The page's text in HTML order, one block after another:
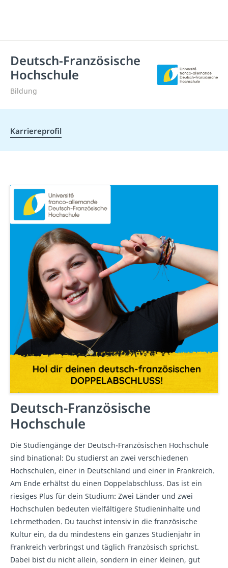
Deutsch-Französische
Hochschule
Bildung
Karriereprofil
Deutsch-Französische
Hochschule
Die Studiengänge der Deutsch-Französischen Hochschule
sind binational: Du studierst an zwei verschiedenen
Hochschulen, einer in Deutschland und einer in Frankreich.
Am Ende erhältst du einen Doppelabschluss. Das ist ein
riesiges Plus für dein Studium: Zwei Länder und zwei
Hochschulen bedeuten vielfältigere Studieninhalte und
Lehrmethoden. Du tauchst intensiv in die französische
Kultur ein, da du mindestens ein ganzes Studienjahr in
Frankreich verbringst und täglich Französisch sprichst.
Dabei bist du nicht allein, sondern in einer kleinen, gut